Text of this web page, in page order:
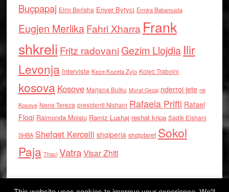
Buçpapaj Elmi Berisha Enver Bytyci Ermira Babamusta
Eugjen MerlikaFahri Xharra Frank
shkreli Fritz radovaniGezim Llojdia Ilir
Levonja Interviste Keze Kozeta Zylo Kolec Traboini
kosova Kosove Marjana Bulku Murat Gecaj nderroi jete ne
Kosove Nene Tereza presidenti Nishani Rafaela Prifti Rafael
Floqi Raimonda Moisiu Ramiz Lushaj reshat kripa Sadik Elshani
SHBA Shefqet Kercelli shqiperia shqiptaret Sokol
Paja Thaci VatraVisar Zhiti